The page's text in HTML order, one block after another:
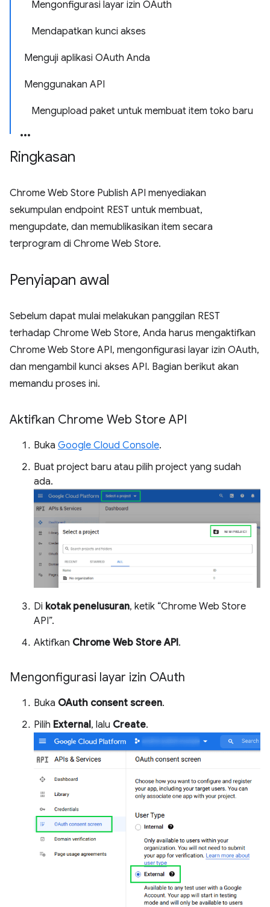
Mengonfigurasi layar izin OAuth
Mendapatkan kunci akses
Menguji aplikasi OAuth Anda
Menggunakan API
Mengupload paket untuk membuat item toko baru
Ringkasan
Chrome Web Store Publish API menyediakan
sekumpulan endpoint REST untuk membuat,
mengupdate, dan memublikasikan item secara
terprogram di Chrome Web Store.
Penyiapan awal
Sebelum dapat mulai melakukan panggilan REST
terhadap Chrome Web Store, Anda harus mengaktifkan
Chrome Web Store API, mengonfigurasi layar izin OAuth,
dan mengambil kunci akses API. Bagian berikut akan
memandu proses ini.
Aktifkan Chrome Web Store API
Buka Google Cloud Console.
Buat project baru atau pilih project yang sudah
ada.
Di kotak penelusuran, ketik “Chrome Web Store
API”.
Aktifkan Chrome Web Store API.
Mengonfigurasi layar izin OAuth
Buka OAuth consent screen.
Pilih External, lalu Create.